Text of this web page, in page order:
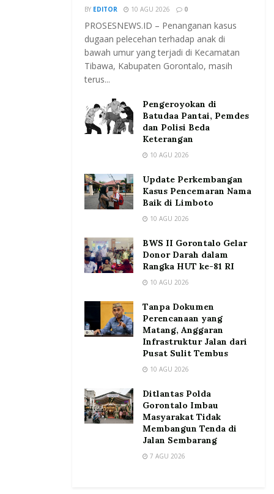
BY EDITOR 10 AGU 2026 0
PROSESNEWS.ID – Penanganan kasus
dugaan pelecehan terhadap anak di
bawah umur yang terjadi di Kecamatan
Tibawa, Kabupaten Gorontalo, masih
terus...
Pengeroyokan di
Batudaa Pantai, Pemdes
dan Polisi Beda
Keterangan
10 AGU 2026
Update Perkembangan
Kasus Pencemaran Nama
Baik di Limboto
10 AGU 2026
BWS II Gorontalo Gelar
Donor Darah dalam
Rangka HUT ke-81 RI
10 AGU 2026
Tanpa Dokumen
Perencanaan yang
Matang, Anggaran
Infrastruktur Jalan dari
Pusat Sulit Tembus
10 AGU 2026
Ditlantas Polda
Gorontalo Imbau
Masyarakat Tidak
Membangun Tenda di
Jalan Sembarang
7 AGU 2026